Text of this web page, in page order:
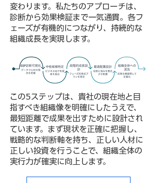
変わります。私たちのアプローチは、
診断から効果検証まで一気通貫。各フ
ェーズが有機的につながり、持続的な
組織成長を実現します。
この5ステップは、貴社の現在地と目
指すべき組織像を明確にしたうえで、
最短距離で成果を出すために設計され
ています。まず現状を正確に把握し、
戦略的な判断軸を持ち、正しい人材に
正しい投資を行うことで、組織全体の
実行力が確実に向上します。